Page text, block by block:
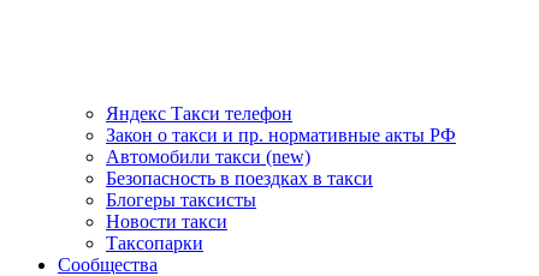
Яндекс Такси телефон
Закон о такси и пр. нормативные акты РФ
Автомобили такси (new)
Безопасность в поездках в такси
Блогеры таксисты
Новости такси
Таксопарки
Сообщества